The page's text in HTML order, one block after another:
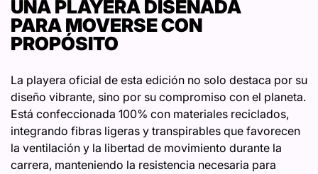
UNA PLAYERA DISEÑADA
PARA MOVERSE CON
PROPÓSITO
La playera oficial de esta edición no solo destaca por su
diseño vibrante, sino por su compromiso con el planeta.
Está confeccionada 100% con materiales reciclados,
integrando fibras ligeras y transpirables que favorecen
la ventilación y la libertad de movimiento durante la
carrera, manteniendo la resistencia necesaria para